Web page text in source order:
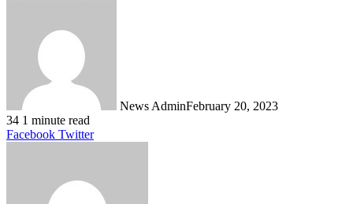
News AdminFebruary 20, 2023
34 1 minute read
Facebook TwitterLinkedIn
Tumblr
Pinterest
Reddit
VKontakte
Share
Print